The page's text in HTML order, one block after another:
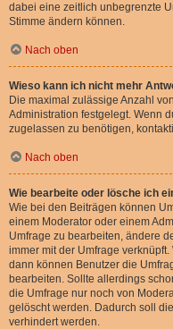
dabei eine zeitlich unbegrenzte
Stimme ändern können.
Nach oben
Wieso kann ich nicht mehr
Die maximal zulässige Anzahl
Administration festgelegt. Wenn
zugelassen zu benötigen,
Nach oben
Wie bearbeite oder lösche ich
Wie bei den Beiträgen können
einem Moderator oder einem
Umfrage zu bearbeiten, ändere
immer mit der Umfrage
dann können Benutzer die
bearbeiten. Sollte allerdings
die Umfrage nur noch von
gelöscht werden. Dadurch soll
verhindert werden.